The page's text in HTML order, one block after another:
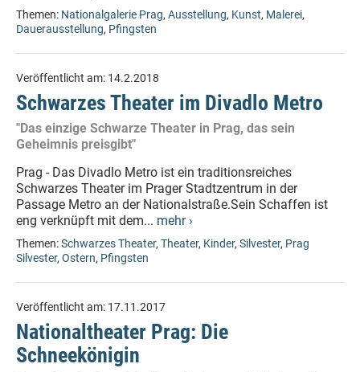
Themen: Nationalgalerie Prag, Ausstellung, Kunst, Malerei,
Dauerausstellung, Pfingsten
Veröffentlicht am: 14.2.2018
Schwarzes Theater im Divadlo Metro
"Das einzige Schwarze Theater in Prag, das sein
Geheimnis preisgibt"
Prag - Das Divadlo Metro ist ein traditionsreiches
Schwarzes Theater im Prager Stadtzentrum in der
Passage Metro an der Nationalstraße.Sein Schaffen ist
eng verknüpft mit dem... mehr ›
Themen:Schwarzes Theater, Theater, Kinder, Silvester, Prag
Silvester, Ostern, Pfingsten
Veröffentlicht am: 17.11.2017
Nationaltheater Prag: Die
Schneekönigin